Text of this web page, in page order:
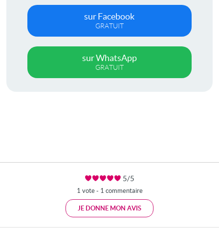
sur Facebook
GRATUIT
sur WhatsApp
GRATUIT
5/5
1 vote - 1 commentaire
JE DONNE MON AVIS